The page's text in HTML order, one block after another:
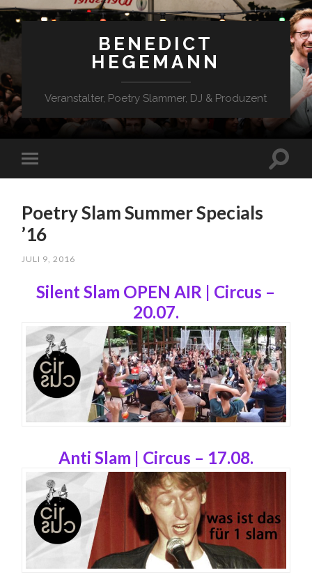
BENEDICT
HEGEMANN
Veranstalter, Poetry Slammer, DJ & Produzent
Poetry Slam Summer Specials
’16
JULI 9, 2016
Silent Slam OPEN AIR | Circus –
20.07.
Anti Slam | Circus – 17.08.